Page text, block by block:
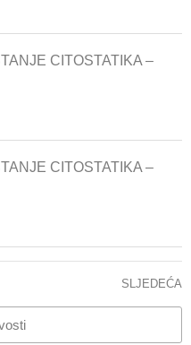
CITOSTATIKA –
CITOSTATIKA –
SLJEDEĆA